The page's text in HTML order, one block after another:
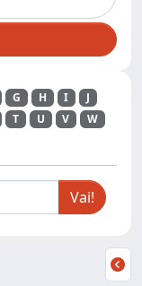
G H I
J
T U V
W